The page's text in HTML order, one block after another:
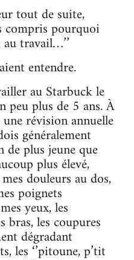
tout de suite,
compris pourquoi
travail…’’
entendre.
au Starbuck le
plus de 5 ans. À
révision annuelle
généralement
de plus jeune que
plus élevé,
douleurs au dos,
poignets
yeux, les
bras, les coupures
dégradant
les ‘’pitoune, p’tit